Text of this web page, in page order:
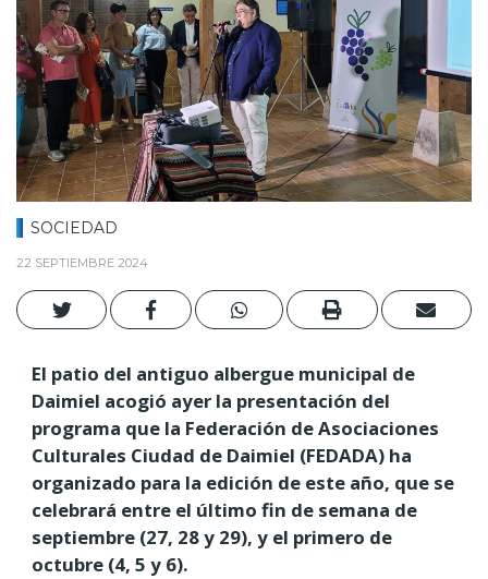
SOCIEDAD
22 SEPTIEMBRE 2024
El patio del antiguo albergue municipal de
Daimiel acogió ayer la presentación del
programa que la Federación de Asociaciones
Culturales Ciudad de Daimiel (FEDADA) ha
organizado para la edición de este año, que se
celebrará entre el último fin de semana de
septiembre (27, 28 y 29), y el primero de
octubre (4, 5 y 6).